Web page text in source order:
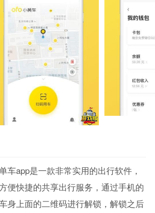
app是一款非常实用的出行软件，
便快捷的共享出行服务，通过手机的
身上面的二维码进行解锁，解锁之后